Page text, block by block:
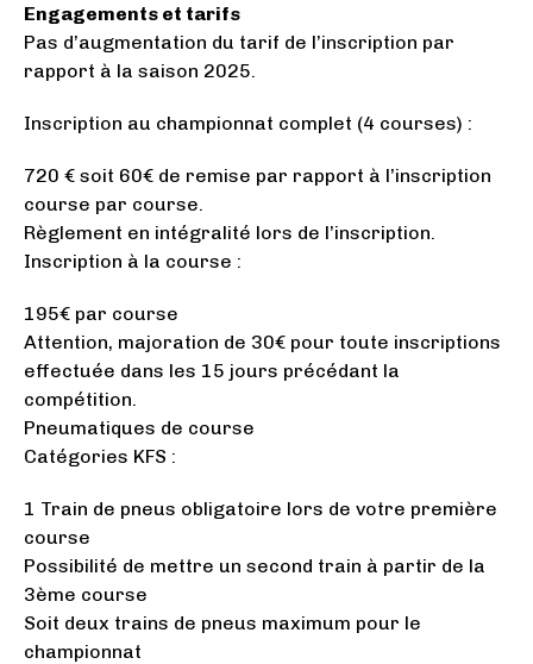
Engagements et tarifs
Pas d’augmentation du tarif de l’inscription par
rapport à la saison 2025.
Inscription au championnat complet (4 courses) :
720 € soit 60€ de remise par rapport à l’inscription
course par course.
Règlement en intégralité lors de l’inscription.
Inscription à la course :
195€ par course
Attention, majoration de 30€ pour toute inscriptions
effectuée dans les 15 jours précédant la
compétition.
Pneumatiques de course
Catégories KFS :
1 Train de pneus obligatoire lors de votre première
course
Possibilité de mettre un second train à partir de la
3ème course
Soit deux trains de pneus maximum pour le
championnat